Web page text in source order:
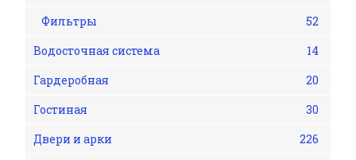
Фильтры
52
Водосточная система
14
Гардеробная
20
Гостиная
30
Двери и арки
226